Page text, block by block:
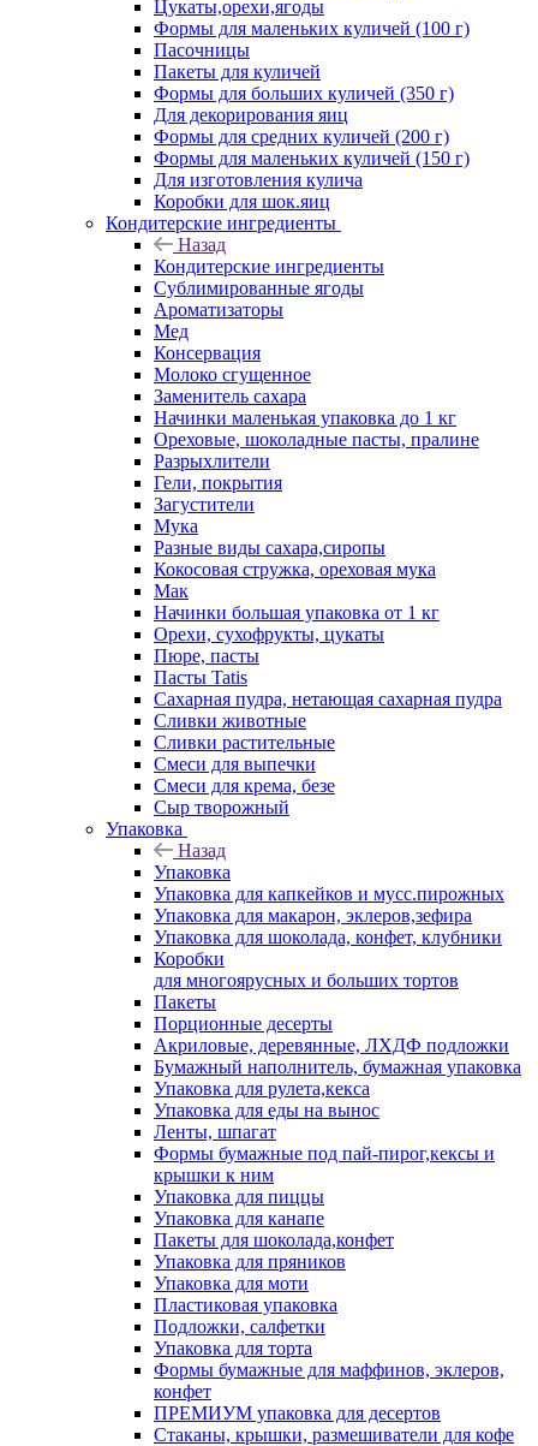
Цукаты,орехи,ягоды
Формы для маленьких куличей (100 г)
Пасочницы
Пакеты для куличей
Формы для больших куличей (350 г)
Для декорирования яиц
Формы для средних куличей (200 г)
Формы для маленьких куличей (150 г)
Для изготовления кулича
Коробки для шок.яиц
Кондитерские ингредиенты
Назад
Кондитерские ингредиенты
Сублимированные ягоды
Ароматизаторы
Мед
Консервация
Молоко сгущенное
Заменитель сахара
Начинки маленькая упаковка до 1 кг
Ореховые, шоколадные пасты, пралине
Разрыхлители
Гели, покрытия
Загустители
Мука
Разные виды сахара,сиропы
Кокосовая стружка, ореховая мука
Мак
Начинки большая упаковка от 1 кг
Орехи, сухофрукты, цукаты
Пюре, пасты
Пасты Tatis
Сахарная пудра, нетающая сахарная пудра
Сливки животные
Сливки растительные
Смеси для выпечки
Смеси для крема, безе
Сыр творожный
Упаковка
Назад
Упаковка
Упаковка для капкейков и мусс.пирожных
Упаковка для макарон, эклеров,зефира
Упаковка для шоколада, конфет, клубники
Коробки
для многоярусных и больших тортов
Пакеты
Порционные десерты
Акриловые, деревянные, ЛХДФ подложки
Бумажный наполнитель, бумажная упаковка
Упаковка для рулета,кекса
Упаковка для еды на вынос
Ленты, шпагат
Формы бумажные под пай-пирог,кексы и
крышки к ним
Упаковка для пиццы
Упаковка для канапе
Пакеты для шоколада,конфет
Упаковка для пряников
Упаковка для моти
Пластиковая упаковка
Подложки, салфетки
Упаковка для торта
Формы бумажные для маффинов, эклеров,
конфет
ПРЕМИУМ упаковка для десертов
Стаканы, крышки, размешиватели для кофе